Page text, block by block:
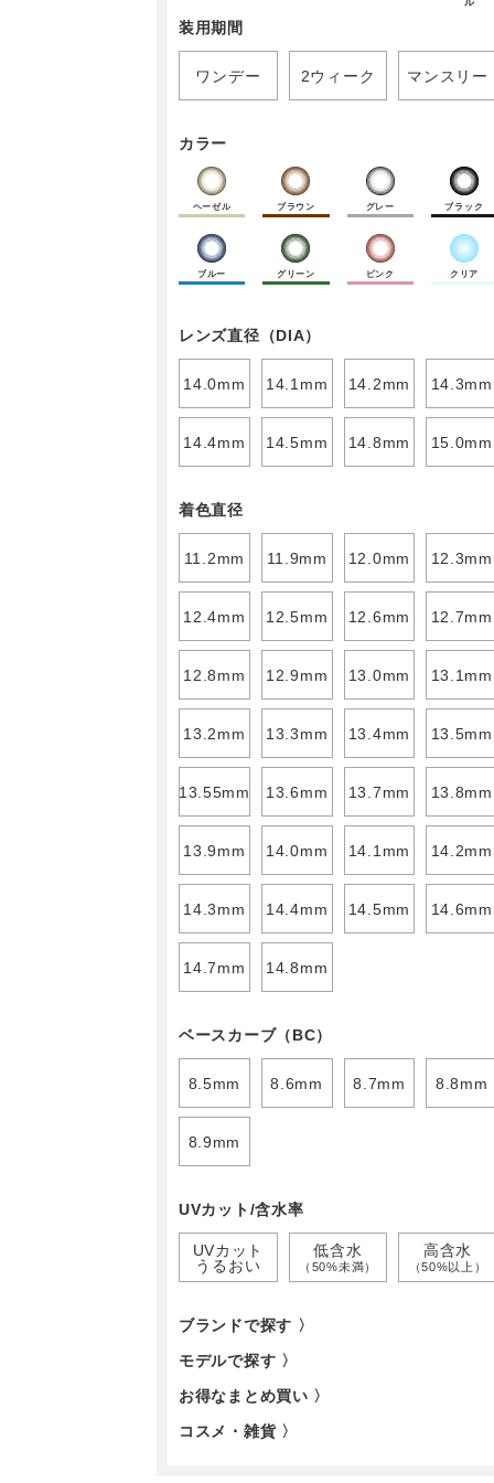
ル
装用期間
ワンデー 2ウィーク マンスリー
カラー
ヘーゼル ブラウン グレー ブラック
ブルー グリーン ピンク クリア
レンズ直径（DIA）
14.0mm 14.1mm 14.2mm 14.3mm
14.4mm 14.5mm 14.8mm 15.0mm
着色直径
11.2mm 11.9mm 12.0mm 12.3mm
12.4mm 12.5mm 12.6mm 12.7mm
12.8mm 12.9mm 13.0mm 13.1mm
13.2mm 13.3mm 13.4mm 13.5mm
13.55mm 13.6mm 13.7mm 13.8mm
13.9mm 14.0mm 14.1mm 14.2mm
14.3mm 14.4mm 14.5mm 14.6mm
14.7mm 14.8mm
ベースカーブ（BC）
8.5mm 8.6mm 8.7mm 8.8mm
8.9mm
UVカット/含水率
UVカット
うるおい
低含水
（50%未満）
高含水
（50%以上）
ブランドで探す 〉
モデルで探す 〉
お得なまとめ買い 〉
コスメ・雑貨 〉